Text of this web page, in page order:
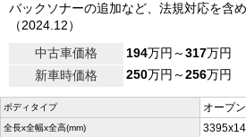
バックソナーの追加など、法規対応を含
（2024.12）
中古車価格
194万円～317万円
新車時価格
250万円～256万円
ボディタイプ オープン
全長x全幅x全高(mm)